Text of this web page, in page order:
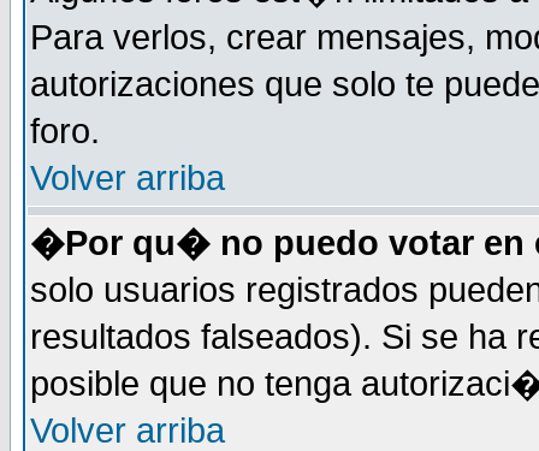
Para verlos, crear mensajes,
autorizaciones que solo te
foro.
Volver arriba
�Por qu� no puedo votar en
solo usuarios registrados
resultados falseados). Si se ha
posible que no tenga
Volver arriba